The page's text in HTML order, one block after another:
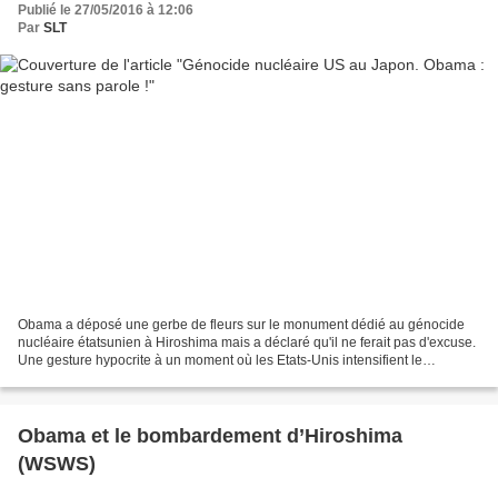
Publié le 27/05/2016 à 12:06
Par SLT
Obama a déposé une gerbe de fleurs sur le monument dédié au génocide
nucléaire étatsunien à Hiroshima mais a déclaré qu'il ne ferait pas d'excuse.
Une gesture hypocrite à un moment où les Etats-Unis intensifient le
Obama et le bombardement d’Hiroshima
(WSWS)